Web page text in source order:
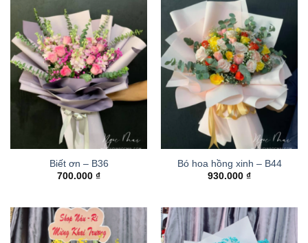
Biết ơn – B36
700.000 ₫
Bó hoa hồng xinh – B44
930.000 ₫